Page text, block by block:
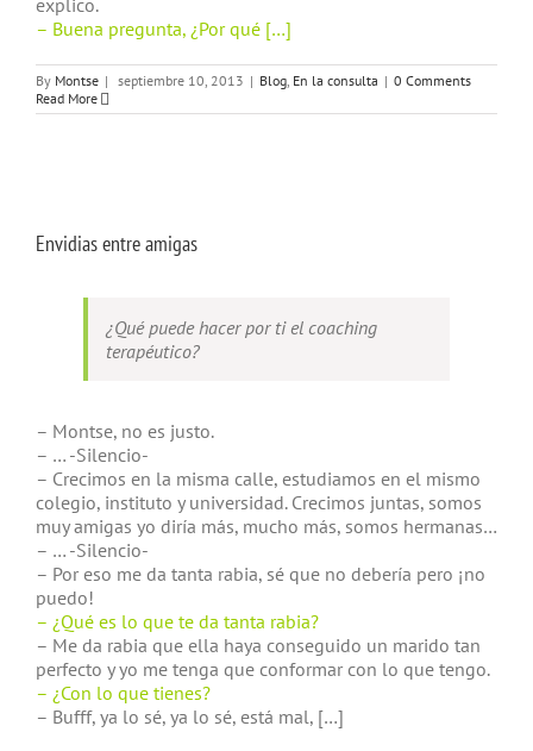
explico.
– Buena pregunta, ¿Por qué […]
By Montse | septiembre 10, 2013 | Blog, En la consulta | 0 Comments
Read More
Envidias entre amigas
¿Qué puede hacer por ti el coaching
terapéutico?
– Montse, no es justo.
– … -Silencio-
– Crecimos en la misma calle, estudiamos en el mismo
colegio, instituto y universidad. Crecimos juntas, somos
muy amigas yo diría más, mucho más, somos hermanas…
– … -Silencio-
– Por eso me da tanta rabia, sé que no debería pero ¡no
puedo!
– ¿Qué es lo que te da tanta rabia?
– Me da rabia que ella haya conseguido un marido tan
perfecto y yo me tenga que conformar con lo que tengo.
– ¿Con lo que tienes?
– Bufff, ya lo sé, ya lo sé, está mal, […]